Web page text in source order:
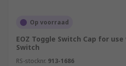
Op voorraad
EOZ Toggle Switch Cap for
Switch
RS-stocknr. 913-1686